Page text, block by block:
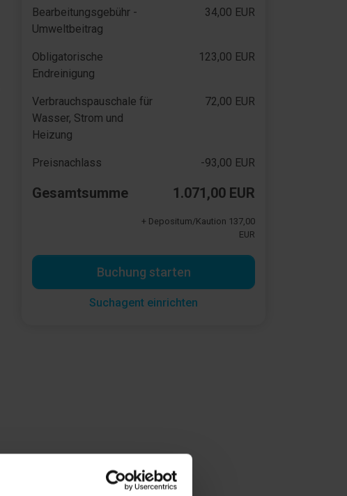
Bearbeitungsgebühr -
Umweltbeitrag
34,00 EUR
Obligatorische
Endreinigung
123,00 EUR
Verbrauchspauschale für
Wasser, Strom und
Heizung
72,00 EUR
Preisnachlass -93,00 EUR
Gesamtsumme 1.071,00 EUR
+ Depositum/Kaution 137,00
EUR
Buchung starten
Suchagent einrichten